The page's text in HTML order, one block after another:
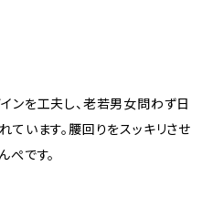
ンを工夫し、老若男女問わず日
います。腰回りをスッキリさせ
ぺです。